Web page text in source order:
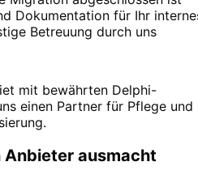
Dokumentation für Ihr
Betreuung durch uns
mit bewährten Delphi-
einen Partner für Pflege und
Anbieter ausmacht